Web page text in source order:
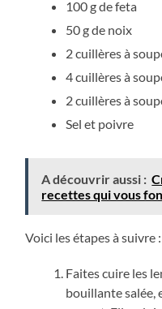
100 g de feta
50 g de noix
2 cuillères à
4 cuillères à
2 cuillères à
Sel et poivre
A découvrir aussi :
recettes qui vous
Voici les étapes à suivre :
Faites cuire les
bouillante salée,